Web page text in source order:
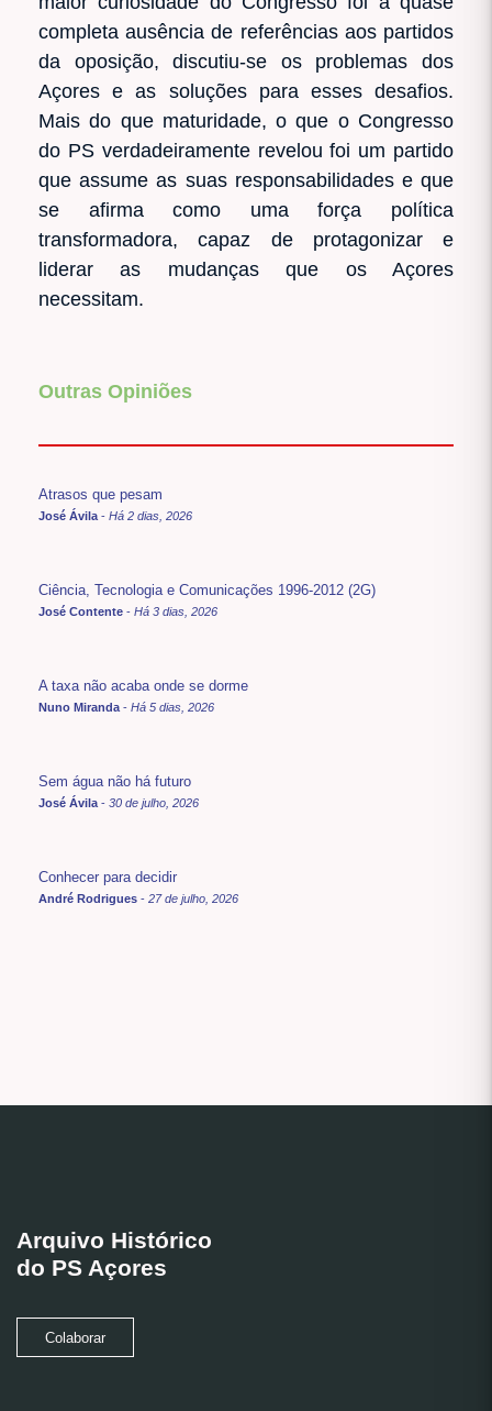
completa ausência de referências aos partidos
da oposição, discutiu-se os problemas dos
Açores e as soluções para esses desafios.
Mais do que maturidade, o que o Congresso
do PS verdadeiramente revelou foi um partido
que assume as suas responsabilidades e que
se afirma como uma força política
transformadora, capaz de protagonizar e
liderar as mudanças que os Açores
necessitam.
Outras Opiniões
Atrasos que pesam
José Ávila - Há 2 dias, 2026
Ciência, Tecnologia e Comunicações 1996-2012 (2G)
José Contente - Há 3 dias, 2026
A taxa não acaba onde se dorme
Nuno Miranda - Há 5 dias, 2026
Sem água não há futuro
José Ávila - 30 de julho, 2026
Conhecer para decidir
André Rodrigues - 27 de julho, 2026
Arquivo Histórico
do PS Açores
Colaborar